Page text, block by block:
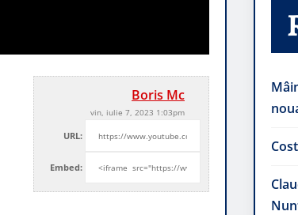
Boris Mc
vin, iulie 7, 2023 1:03pm
URL:
Embed: